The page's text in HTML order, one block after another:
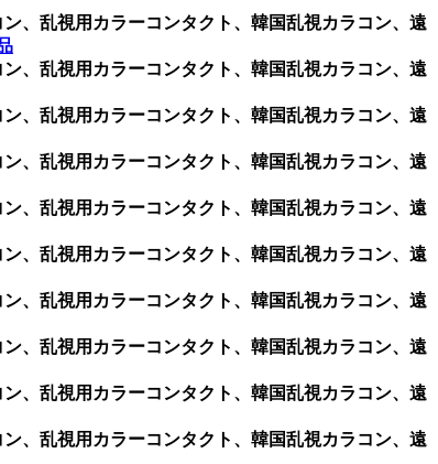
、乱視用カラーコンタクト、韓国乱視カラコン、遠
、乱視用カラーコンタクト、韓国乱視カラコン、遠
、乱視用カラーコンタクト、韓国乱視カラコン、遠
、乱視用カラーコンタクト、韓国乱視カラコン、遠
、乱視用カラーコンタクト、韓国乱視カラコン、遠
、乱視用カラーコンタクト、韓国乱視カラコン、遠
、乱視用カラーコンタクト、韓国乱視カラコン、遠
、乱視用カラーコンタクト、韓国乱視カラコン、遠
、乱視用カラーコンタクト、韓国乱視カラコン、遠
、乱視用カラーコンタクト、韓国乱視カラコン、遠